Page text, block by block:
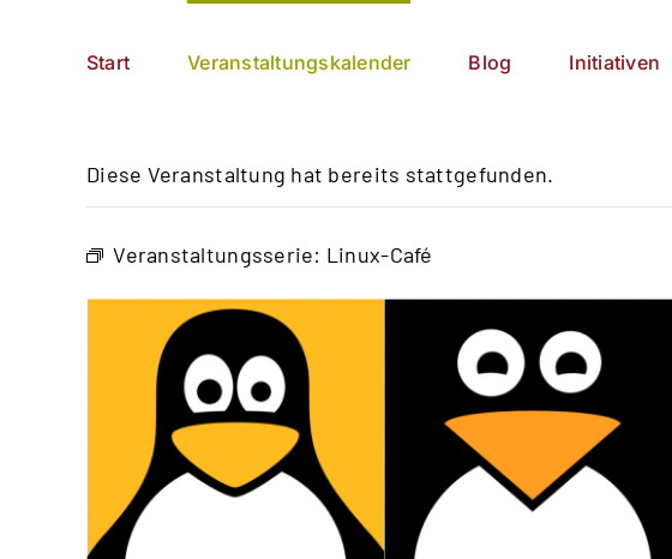
Start Veranstaltungskalender Blog Initiativen
Diese Veranstaltung hat bereits stattgefunden.
Veranstaltungsserie: Linux-Café